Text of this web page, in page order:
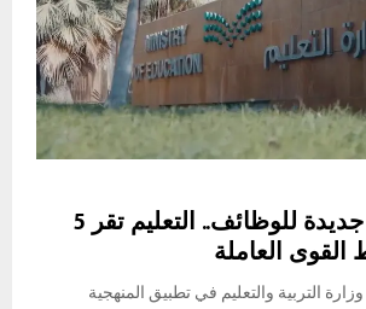
عاجل – هيكلة جديدة للوظائف.. التعليم تقر 5
العاملة
التربية والتعليم في تطبيق المنهجية